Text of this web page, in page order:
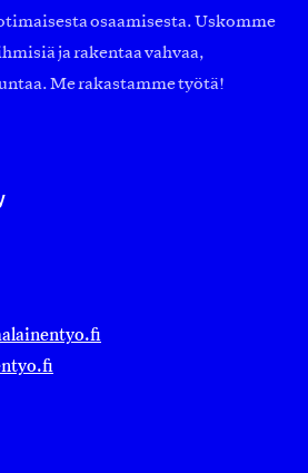
osaamisesta. Uskomme
ja rakentaa vahvaa,
Me rakastamme työtä!